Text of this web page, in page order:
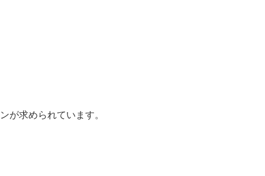
が求められています。